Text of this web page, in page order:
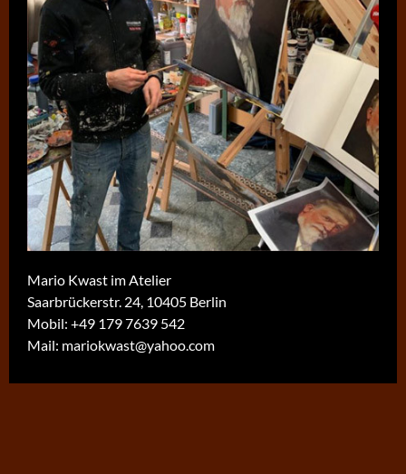
Mario Kwast im Atelier
Saarbrückerstr. 24, 10405 Berlin
Mobil: +49 179 7639 542
Mail: mariokwast@yahoo.com